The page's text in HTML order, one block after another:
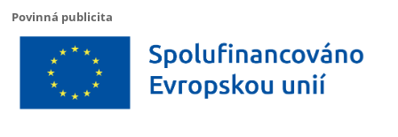
Povinná publicita